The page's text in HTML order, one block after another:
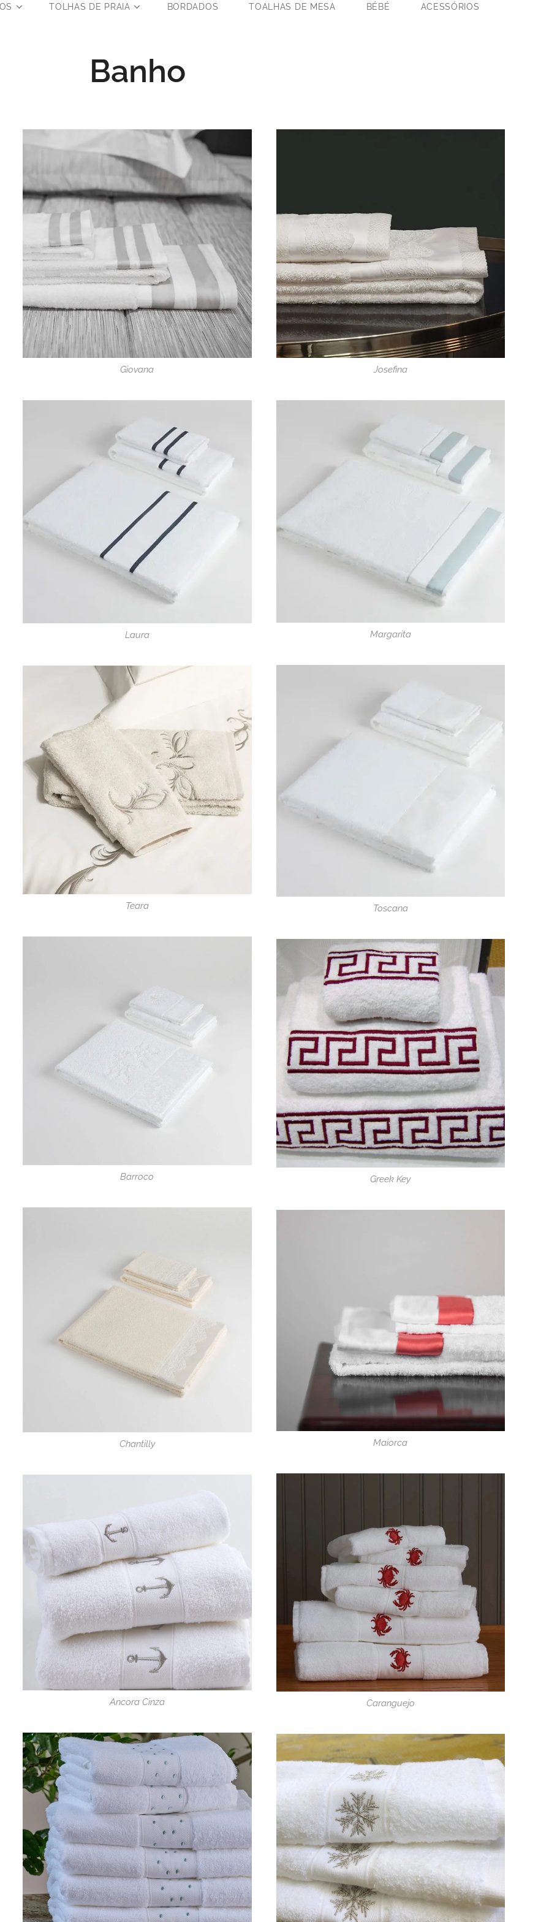
TOLHAS DE PRAIA BORDADOS TOALHAS DE MESA BÉBÉ ACESSÓRIOS
Banho
Giovana
Laura
Teara
Barroco
Chantilly
Ancora Cinza
Josefina
Margarita
Toscana
Greek Key
Maiorca
Caranguejo